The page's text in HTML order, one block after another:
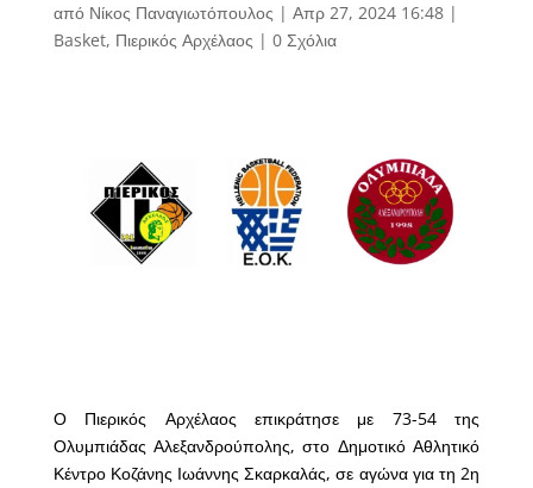
από Νίκος Παναγιωτόπουλος | Απρ 27, 2024 16:48|
Basket, Πιερικός Αρχέλαος | 0 Σχόλια
Ο Πιερικός Αρχέλαος επικράτησε με 73-54 της
Ολυμπιάδας Αλεξανδρούπολης, στο Δημοτικό Αθλητικό
Κέντρο Κοζάνης Ιωάννης Σκαρκαλάς, σε αγώνα για τη 2η